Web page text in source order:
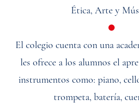
Ética, Arte y
●
El colegio cuenta con una
les ofrece a los alumnos el
instrumentos como: piano,
trompeta, batería,